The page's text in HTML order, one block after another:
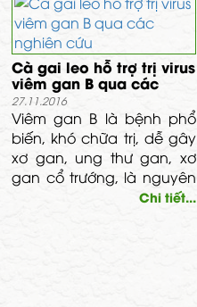
dược, nhựa Trôm được sử
dụng với vai trò chất kết
dính, nhũ hóa và bảo
quản rất tốt.
Cà gai leo hỗ trợ trị virus
viêm gan B qua các
nghiên cứu
27.11.2016
Viêm gan B là bệnh phổ
biến, khó chữa trị, dễ gây
xơ gan, ung thư gan, xơ
gan cổ trướng, là nguyên
nhân tử vong cao nhất
Chi tiết...